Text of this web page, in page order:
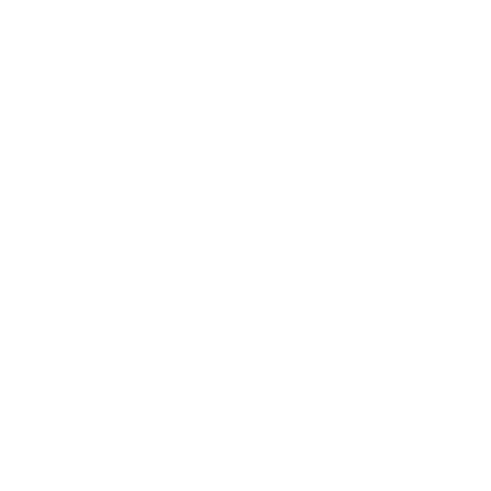
了承ください。
き作成されるも
をご了承くださ
です。
ありません。
です。
ず変更すること
1000ppm以下、
) : 1000ppm、
、
可)を取得する
これらの製造装
通知します。
ムロン制御